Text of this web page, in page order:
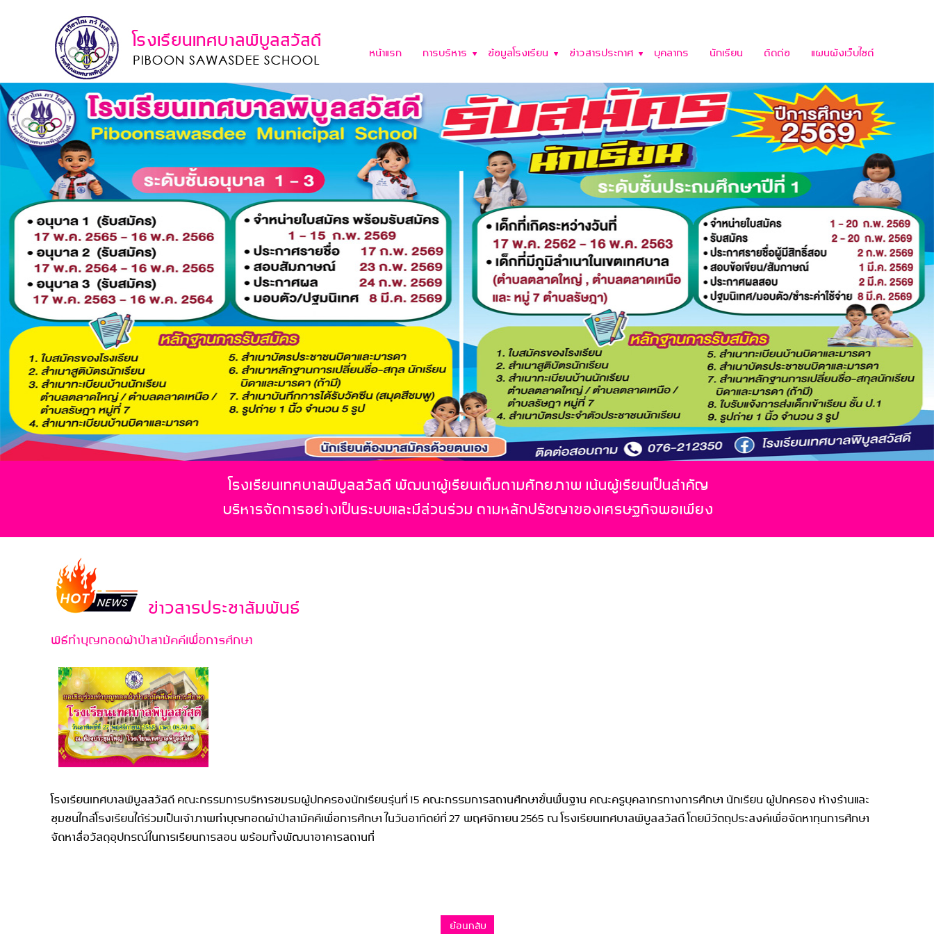
หน้าแรก การบริหาร ข้อมูลโรงเรียน ข่าวสารประกาศ บุคลากร นักเรียน ติดต่อ แผนผังเว็บไซต์
โรงเรียนเทศบาลพิบูลสวัสดี พัฒนาผู้เรียนเต็มตามศักยภาพ เน้นผู้เรียนเป็นสำคัญ
บริหารจัดการอย่างเป็นระบบและมีส่วนร่วม ตามหลักปรัชญาของเศรษฐกิจพอเพียง
ข่าวสารประชาสัมพันธ์
พิธีทำบุญทอดผ้าป่าสามัคคีเพื่อการศึกษา
โรงเรียนเทศบาลพิบูลสวัสดี คณะกรรมการบริหารชมรมผู้ปกครองนักเรียนรุ่นที่ 15 คณะกรรมการสถานศึกษาขั้นพื้นฐาน คณะครูบุคลากรทางการศึกษา นักเรียน ผู้ปกครอง ห้างร้านและ
ชุมชนใกล้โรงเรียนได้ร่วมเป็นเจ้าภาพทำบุญทอดผ้าป่าสามัคคีเพื่อการศึกษา ในวันอาทิตย์ที่ 27 พฤศจิกายน 2565 ณ โรงเรียนเทศบาลพิบูลสวัสดี โดยมีวัตถุประสงค์เพื่อจัดหาทุนการศึกษา
จัดหาสื่อวัสดุอุปกรณ์ในการเรียนการสอน พร้อมทั้งพัฒนาอาคารสถานที่
ย้อนกลับ